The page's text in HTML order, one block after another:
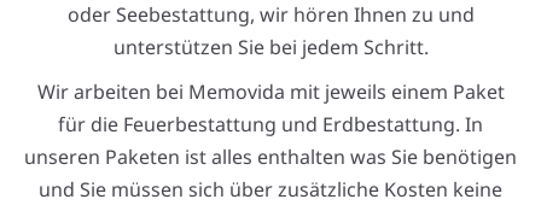
oder Seebestattung, wir hören Ihnen zu und
unterstützen Sie bei jedem Schritt.
Wir arbeiten bei Memovida mit jeweils einem Paket
für die Feuerbestattung und Erdbestattung. In
unseren Paketen ist alles enthalten was Sie benötigen
und Sie müssen sich über zusätzliche Kosten keine